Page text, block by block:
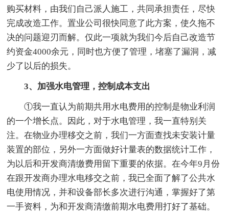
购买材料，由我们自己派人施工，共同承担责任，尽快
完成改造工作。置业公司很快同意了此方案，使久拖不
决的问题迎刃而解。仅此一项就为我们今后自己改造节
约资金4000余元，同时也方便了管理，堵塞了漏洞，减
少了以后的损失。
3、加强水电管理，控制成本支出
①我一直认为前期共用水电费用的控制是物业利润
的一个增长点。因此，对于水电管理，我一直特别关
注。在物业办理移交之前，我们一方面查找未安装计量
装置的部位，另外一方面做好计量表的数据统计工作，
为以后和开发商清缴费用留下重要的依据。在今年9月份
在跟开发商办理水电移交之前，我已全面了解了公共水
电使用情况，并和设备部长多次进行沟通，掌握好了第
一手资料，为和开发商清缴前期水电费用打好了基础。